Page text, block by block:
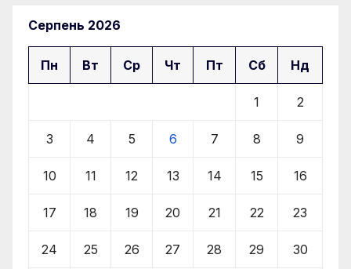
Серпень 2026
Пн Вт Ср Чт Пт Сб Нд
1 2
3 4 5 6 7 8 9
10 11 12 13 14 15 16
17 18 19 20 21 22 23
24 25 26 27 28 29 30